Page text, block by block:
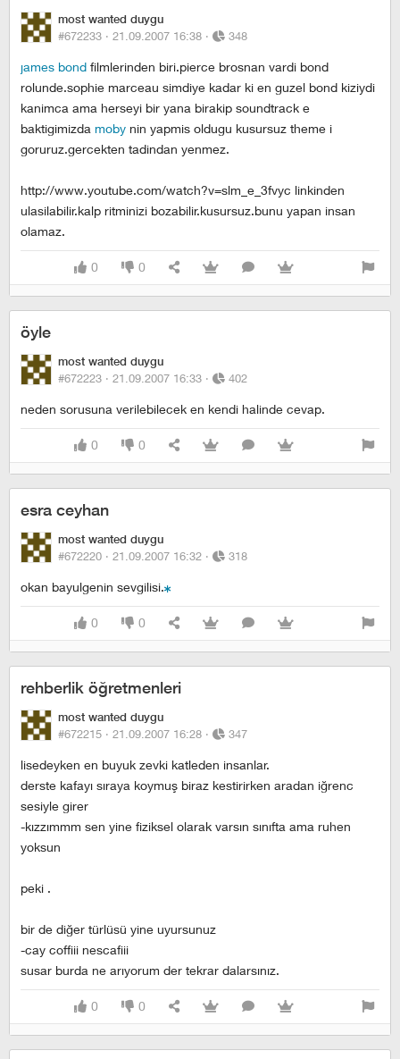
most wanted duygu
#672233 · 21.09.2007 16:38 · 348
james bond filmlerinden biri.pierce brosnan vardi bond
rolunde.sophie marceau simdiye kadar ki en guzel bond kiziydi
kanimca ama herseyi bir yana birakip soundtrack e
baktigimizda moby nin yapmis oldugu kusursuz theme i
goruruz.gercekten tadindan yenmez.
http://www.youtube.com/watch?v=slm_e_3fvyc linkinden
ulasilabilir.kalp ritminizi bozabilir.kusursuz.bunu yapan insan
olamaz.
0 0
öyle
most wanted duygu
#672223 · 21.09.2007 16:33 · 402
neden sorusuna verilebilecek en kendi halinde cevap.
0 0
esra ceyhan
most wanted duygu
#672220 · 21.09.2007 16:32 · 318
okan bayulgenin sevgilisi.
0 0
rehberlik öğretmenleri
most wanted duygu
#672215 · 21.09.2007 16:28 · 347
lisedeyken en buyuk zevki katleden insanlar.
derste kafayı sıraya koymuş biraz kestirirken aradan iğrenc
sesiyle girer
-kızzımmm sen yine fiziksel olarak varsın sınıfta ama ruhen
yoksun
peki .
bir de diğer türlüsü yine uyursunuz
-cay coffiii nescafiii
susar burda ne arıyorum der tekrar dalarsınız.
0 0